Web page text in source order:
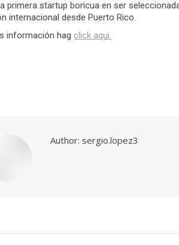
primera startup boricua en ser
internacional desde Puerto Rico.
información hag click aqui.
Author: sergio.lopez3